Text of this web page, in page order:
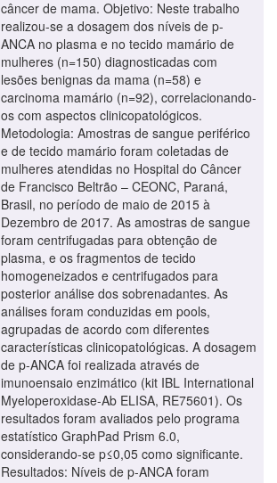
câncer de mama. Objetivo: Neste trabalho
realizou-se a dosagem dos níveis de p-
ANCA no plasma e no tecido mamário de
mulheres (n=150) diagnosticadas com
lesões benignas da mama (n=58) e
carcinoma mamário (n=92), correlacionando-
os com aspectos clinicopatológicos.
Metodologia: Amostras de sangue periférico
e de tecido mamário foram coletadas de
mulheres atendidas no Hospital do Câncer
de Francisco Beltrão – CEONC, Paraná,
Brasil, no período de maio de 2015 à
Dezembro de 2017. As amostras de sangue
foram centrifugadas para obtenção de
plasma, e os fragmentos de tecido
homogeneizados e centrifugados para
posterior análise dos sobrenadantes. As
análises foram conduzidas em pools,
agrupadas de acordo com diferentes
características clinicopatológicas. A dosagem
de p-ANCA foi realizada através de
imunoensaio enzimático (kit IBL International
Myeloperoxidase-Ab ELISA, RE75601). Os
resultados foram avaliados pelo programa
estatístico GraphPad Prism 6.0,
considerando-se p≤0,05 como significante.
Resultados: Níveis de p-ANCA foram